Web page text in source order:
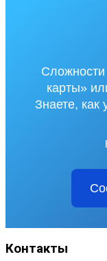
карты»
Знаете, как
Контакты